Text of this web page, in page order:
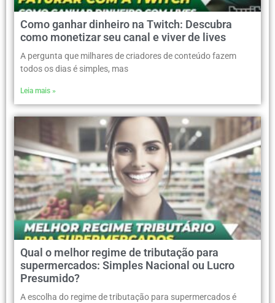
Como ganhar dinheiro na Twitch: Descubra
como monetizar seu canal e viver de lives
A pergunta que milhares de criadores de conteúdo fazem
todos os dias é simples, mas
Leia mais »
Qual o melhor regime de tributação para
supermercados: Simples Nacional ou Lucro
Presumido?
A escolha do regime de tributação para supermercados é